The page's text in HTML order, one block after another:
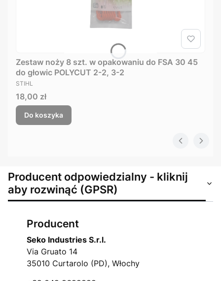
Zestaw noży 8 szt. w opakowaniu do FSA 30 45
do głowic POLYCUT 2-2, 3-2
PRODUCENT
STIHL
Cena
18,00 zł
Do koszyka
Producent odpowiedzialny - kliknij
aby rozwinąć (GPSR)
Producent
Seko Industries S.r.l.
Via Gruato 14
35010 Curtarolo (PD), Włochy